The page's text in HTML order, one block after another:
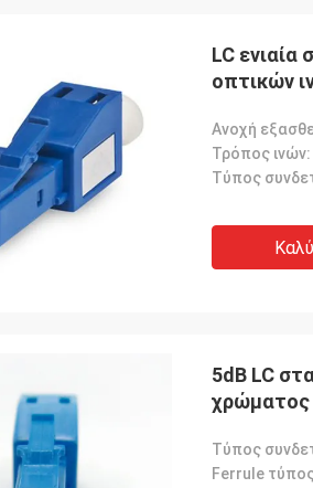
Tracy Lucy
LC
οπτικών
Τρόπος ινών:
5dB LC
Ferrule